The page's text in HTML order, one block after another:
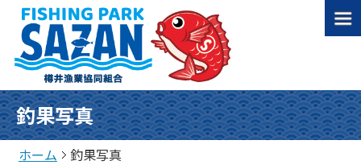
釣果写真
ホーム 釣果写真